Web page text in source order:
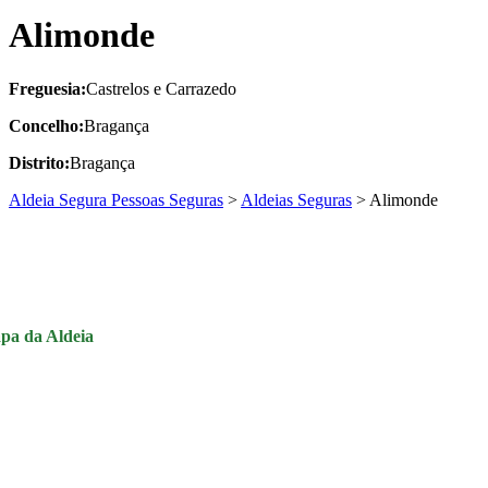
Alimonde
Freguesia:Castrelos e Carrazedo
Concelho:Bragança
Distrito:Bragança
Aldeia Segura Pessoas Seguras > Aldeias Seguras > Alimonde
da Aldeia